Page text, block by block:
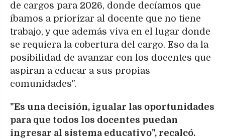
de cargos para 2026, donde decíamos que
íbamos a priorizar al docente que no tiene
trabajo, y que además viva en el lugar donde
se requiera la cobertura del cargo. Eso da la
posibilidad de avanzar con los docentes que
aspiran a educar a sus propias
comunidades".
"Es una decisión, igualar las oportunidades
para que todos los docentes puedan
ingresar al sistema educativo", recalcó.